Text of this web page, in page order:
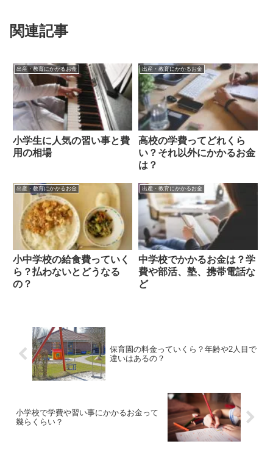
関連記事
出産・教育にかかるお金
小学生に人気の習い事と費
用の相場
出産・教育にかかるお金
高校の学費ってどれくら
い？それ以外にかかるお金
は？
出産・教育にかかるお金
小中学校の給食費っていく
ら？払わないとどうなる
の？
出産・教育にかかるお金
中学校でかかるお金は？学
費や部活、塾、携帯電話な
ど
保育園の料金っていくら？年齢や2人目で
違いはあるの？
小学校で学費や習い事にかかるお金って
幾らくらい？